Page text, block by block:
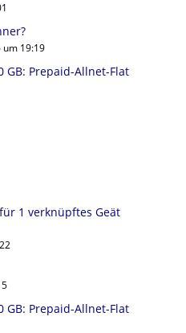
um 19:19
GB: Prepaid-Allnet-Flat
1 verknüpftes Geät
GB: Prepaid-Allnet-Flat